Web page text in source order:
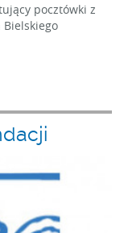
pocztówki z
Bielskiego